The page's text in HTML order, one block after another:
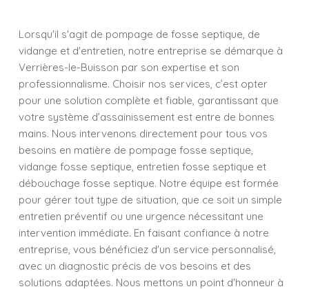
Lorsqu'il s'agit de pompage de fosse septique, de
vidange et d'entretien, notre entreprise se démarque à
Verrières-le-Buisson par son expertise et son
professionnalisme. Choisir nos services, c’est opter
pour une solution complète et fiable, garantissant que
votre système d’assainissement est entre de bonnes
mains. Nous intervenons directement pour tous vos
besoins en matière de pompage fosse septique,
vidange fosse septique, entretien fosse septique et
débouchage fosse septique. Notre équipe est formée
pour gérer tout type de situation, que ce soit un simple
entretien préventif ou une urgence nécessitant une
intervention immédiate. En faisant confiance à notre
entreprise, vous bénéficiez d'un service personnalisé,
avec un diagnostic précis de vos besoins et des
solutions adaptées. Nous mettons un point d'honneur à